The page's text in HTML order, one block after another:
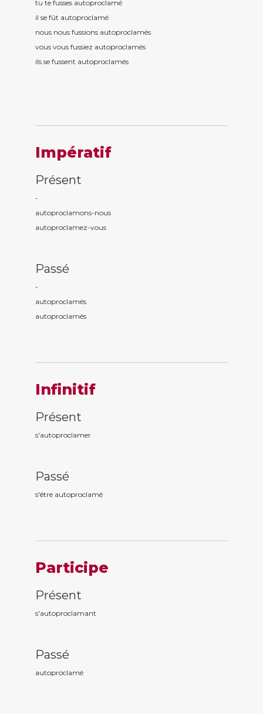
tu te fusses autoproclamé
il se fût autoproclamé
nous nous fussions autoproclamés
vous vous fussiez autoproclamés
ils se fussent autoproclamés
Impératif
Présent
-
autoproclamons-nous
autoproclamez-vous
Passé
-
autoproclamés
autoproclamés
Infinitif
Présent
s'autoproclamer
Passé
s'être autoproclamé
Participe
Présent
s'autoproclamant
Passé
autoproclamé